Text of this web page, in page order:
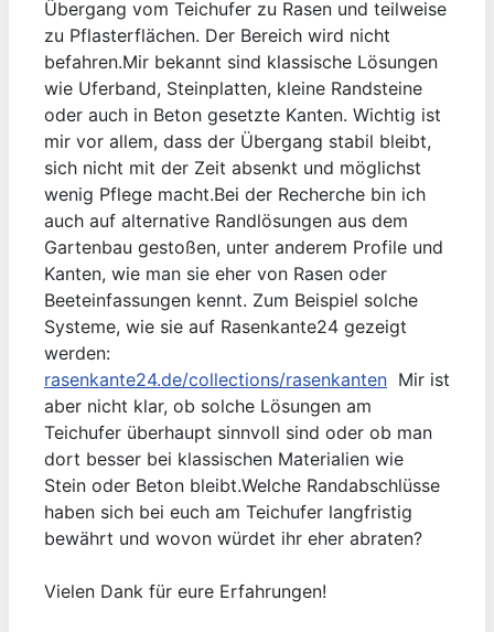
Übergang vom Teichufer zu Rasen und teilweise
zu Pflasterflächen. Der Bereich wird nicht
befahren.Mir bekannt sind klassische Lösungen
wie Uferband, Steinplatten, kleine Randsteine
oder auch in Beton gesetzte Kanten. Wichtig ist
mir vor allem, dass der Übergang stabil bleibt,
sich nicht mit der Zeit absenkt und möglichst
wenig Pflege macht.Bei der Recherche bin ich
auch auf alternative Randlösungen aus dem
Gartenbau gestoßen, unter anderem Profile und
Kanten, wie man sie eher von Rasen oder
Beeteinfassungen kennt. Zum Beispiel solche
Systeme, wie sie auf Rasenkante24 gezeigt
werden:
rasenkante24.de/collections/rasenkanten Mir ist
aber nicht klar, ob solche Lösungen am
Teichufer überhaupt sinnvoll sind oder ob man
dort besser bei klassischen Materialien wie
Stein oder Beton bleibt.Welche Randabschlüsse
haben sich bei euch am Teichufer langfristig
bewährt und wovon würdet ihr eher abraten?
Vielen Dank für eure Erfahrungen!